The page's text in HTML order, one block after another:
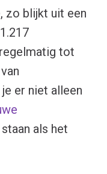
zo blijkt uit een
tot
er niet alleen
als het